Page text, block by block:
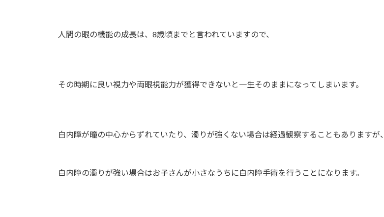
人間の眼の機能の成長は、8歳頃までと言われていますので、
その時期に良い視力や両眼視能力が獲得できないと一生そのままになってしまいます。
白内障が瞳の中心からずれていたり、濁りが強くない場合は経過観察することもありますが、
白内障の濁りが強い場合はお子さんが小さなうちに白内障手術を行うことになります。